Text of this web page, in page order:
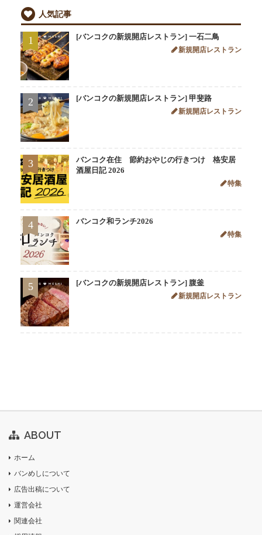
人気記事
1 [バンコクの新規開店レストラン] 一石二鳥
新規開店レストラン
2 [バンコクの新規開店レストラン] 甲斐路
新規開店レストラン
3
バンコク在住 節約おやじの行きつけ 格安居
酒屋日記 2026
特集
4 バンコク和ランチ2026
特集
5 [バンコクの新規開店レストラン] 腹釜
新規開店レストラン
ABOUT
ホーム
バンめしについて
広告出稿について
運営会社
関連会社